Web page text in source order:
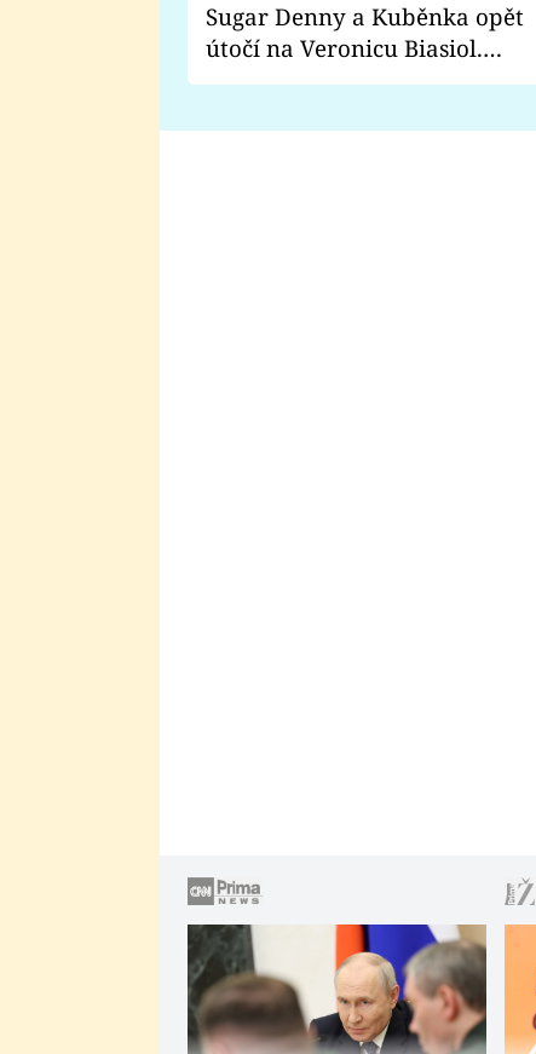
Sugar Denny a Kuběnka opět
útočí na Veronicu Biasiol.
Proč je podle nich falešná a